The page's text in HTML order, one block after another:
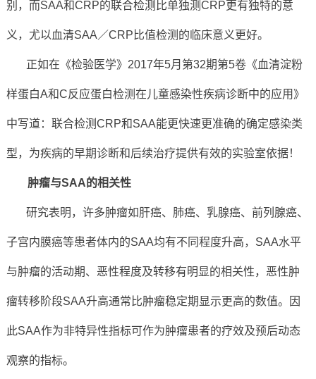
别，而SAA和CRP的联合检测比单独测CRP更有独特的意
义，尤以血清SAA／CRP比值检测的临床意义更好。
正如在《检验医学》2017年5月第32期第5卷《血清淀粉
样蛋白A和C反应蛋白检测在儿童感染性疾病诊断中的应用》
中写道：联合检测CRP和SAA能更快速更准确的确定感染类
型，为疾病的早期诊断和后续治疗提供有效的实验室依据！
肿瘤与SAA的相关性
研究表明，许多肿瘤如肝癌、肺癌、乳腺癌、前列腺癌、
子宫内膜癌等患者体内的SAA均有不同程度升高，SAA水平
与肿瘤的活动期、恶性程度及转移有明显的相关性，恶性肿
瘤转移阶段SAA升高通常比肿瘤稳定期显示更高的数值。因
此SAA作为非特异性指标可作为肿瘤患者的疗效及预后动态
观察的指标。